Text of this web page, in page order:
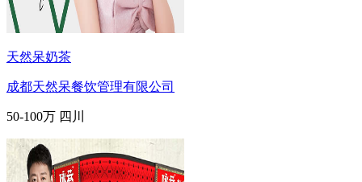
天然呆奶茶
成都天然呆餐饮管理有限公司
50-100万 四川